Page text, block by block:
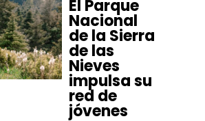
El Parque
Nacional
de la Sierra
de las
Nieves
impulsa su
red de
jóvenes